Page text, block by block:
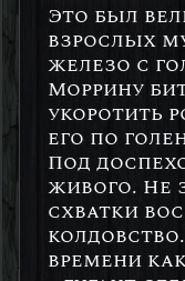
Это был
взрослых
железо с
Моррину
укоротить
его по
Под
живого. Не
схватки
времени